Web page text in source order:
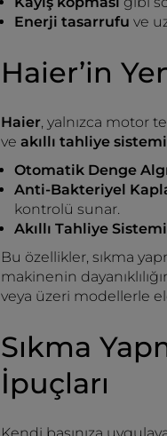
Enerji tasarrufu ve
Haier’in
Haier, yalnızca motor
ve akıllı tahliye sistemi
Otomatik Denge
Anti-Bakteriyel
kontrolü sunar.
Akıllı Tahliye Sistemi
Bu özellikler, sıkma
makinenin
veya üzeri modellerle
Sıkma
İpuçları